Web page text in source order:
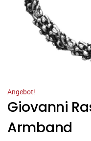
Angebot!
Giovanni
Armband